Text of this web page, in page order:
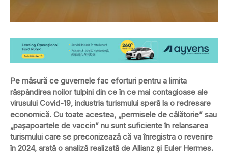
Pe măsură ce guvernele fac eforturi pentru a limita
răspândirea noilor tulpini din ce în ce mai contagioase ale
virusului Covid-19, industria turismului speră la o redresare
economică. Cu toate acestea, „permisele de călătorie” sau
„paşapoartele de vaccin” nu sunt suficiente în relansarea
turismului care se preconizează că va înregistra o revenire
în 2024, arată o analiză realizată de Allianz şi Euler Hermes.